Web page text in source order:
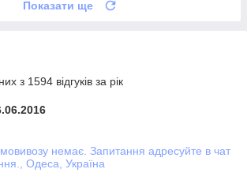
Показати ще
з 1594 відгуків за рік
немає. Запитання адресуйте в чат
Одеса, Україна